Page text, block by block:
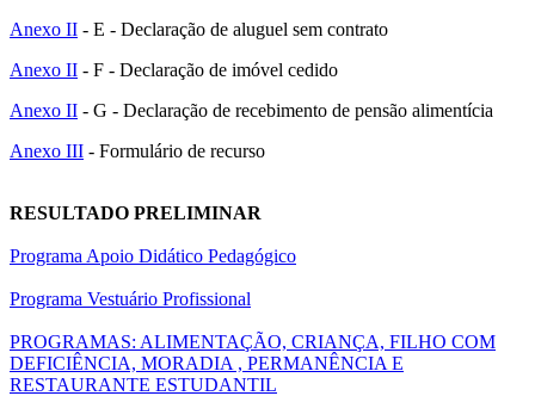
Anexo II - E - Declaração de aluguel sem contrato
Anexo II - F - Declaração de imóvel cedido
Anexo II - G - Declaração de recebimento de pensão alimentícia
Anexo III - Formulário de recurso
RESULTADO PRELIMINAR
Programa Apoio Didático Pedagógico
Programa Vestuário Profissional
PROGRAMAS: ALIMENTAÇÃO, CRIANÇA, FILHO COM
DEFICIÊNCIA, MORADIA , PERMANÊNCIA E
RESTAURANTE ESTUDANTIL